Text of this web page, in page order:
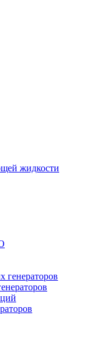
жидкости
генераторов